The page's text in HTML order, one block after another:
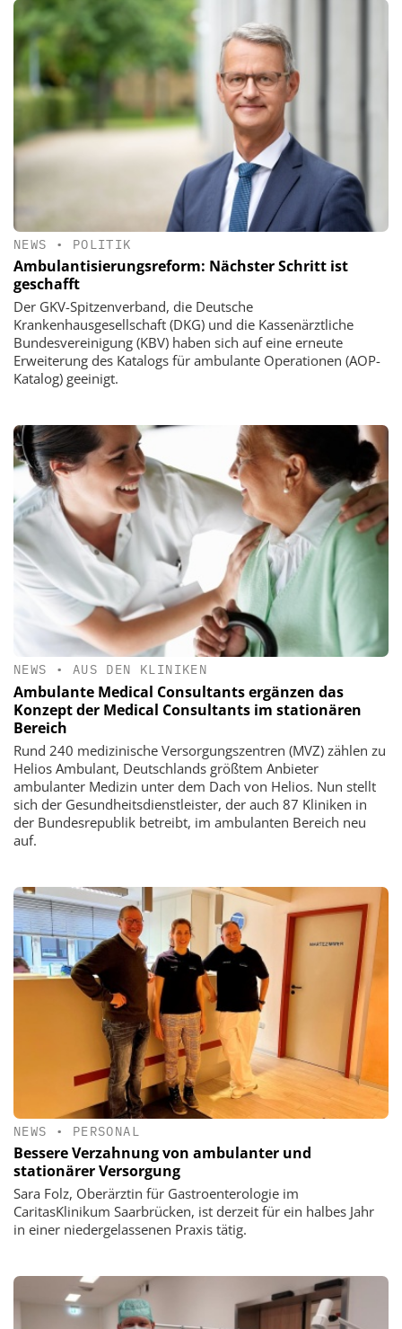
NEWS • POLITIK
Ambulantisierungsreform: Nächster Schritt ist
geschafft
Der GKV-Spitzenverband, die Deutsche
Krankenhausgesellschaft (DKG) und die Kassenärztliche
Bundesvereinigung (KBV) haben sich auf eine erneute
Erweiterung des Katalogs für ambulante Operationen (AOP-
Katalog) geeinigt.
NEWS • AUS DEN KLINIKEN
Ambulante Medical Consultants ergänzen das
Konzept der Medical Consultants im stationären
Bereich
Rund 240 medizinische Versorgungszentren (MVZ) zählen zu
Helios Ambulant, Deutschlands größtem Anbieter
ambulanter Medizin unter dem Dach von Helios. Nun stellt
sich der Gesundheitsdienstleister, der auch 87 Kliniken in
der Bundesrepublik betreibt, im ambulanten Bereich neu
auf.
NEWS • PERSONAL
Bessere Verzahnung von ambulanter und
stationärer Versorgung
Sara Folz, Oberärztin für Gastroenterologie im
CaritasKlinikum Saarbrücken, ist derzeit für ein halbes Jahr
in einer niedergelassenen Praxis tätig.